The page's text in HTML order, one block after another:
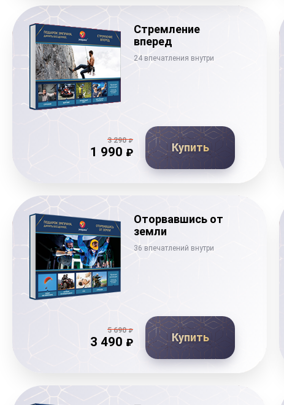
Стремление
вперед
24 впечатления внутри
3 290₽
1 990 ₽ Купить
Оторвавшись от
земли
36 впечатлений внутри
5 690₽
3 490 ₽ Купить